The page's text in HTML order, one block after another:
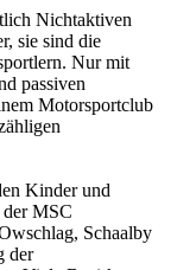
Nichtaktiven
sie sind die
Nur mit
passiven
Motorsportclub
Kinder und
MSC
Schaalby
der